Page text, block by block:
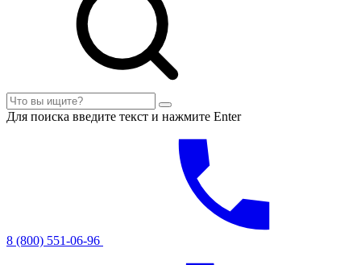
Для поиска введите текст и нажмите Enter
8 (800) 551-06-96